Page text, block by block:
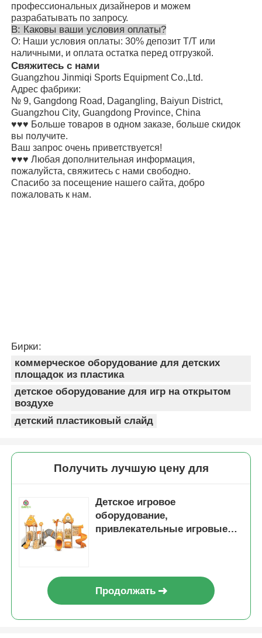
профессиональных дизайнеров и можем
разрабатывать по запросу.
В: Каковы ваши условия оплаты?
О: Наши условия оплаты: 30% депозит T/T или
наличными, и оплата остатка перед отгрузкой.
Свяжитесь с нами
Guangzhou Jinmiqi Sports Equipment Co.,Ltd.
Адрес фабрики:
№ 9, Gangdong Road, Dagangling, Baiyun District,
Guangzhou City, Guangdong Province, China
♥♥♥ Больше товаров в одном заказе, больше скидок
вы получите.
Ваш запрос очень приветствуется!
♥♥♥ Любая дополнительная информация,
пожалуйста, свяжитесь с нами свободно.
Спасибо за посещение нашего сайта, добро
пожаловать к нам.
Бирки:
коммерческое оборудование для детских
площадок из пластика
детское оборудование для игр на открытом
воздухе
детский пластиковый слайд
Получить лучшую цену для
Детское игровое
оборудование,
привлекательные игровые
оборудование для парков
Продолжать